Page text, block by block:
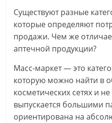
Существуют разные
которые определяют
продажи. Чем же
аптечной продукции?
Масс-маркет — это
которую можно найти в
косметических сетях и
выпускается большими
ориентирована на